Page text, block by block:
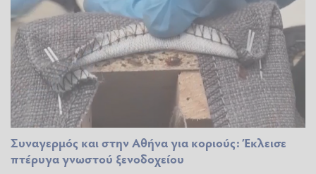
Συναγερμός και στην Αθήνα για κοριούς: Έκλεισε
πτέρυγα γνωστού ξενοδοχείου